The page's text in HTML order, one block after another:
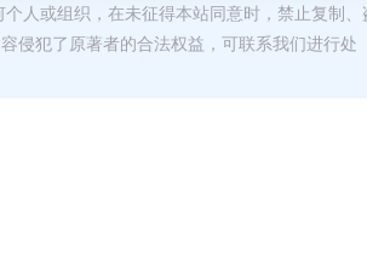
人或组织，在未征得本站同意时，禁止复制、
侵犯了原著者的合法权益，可联系我们进行处